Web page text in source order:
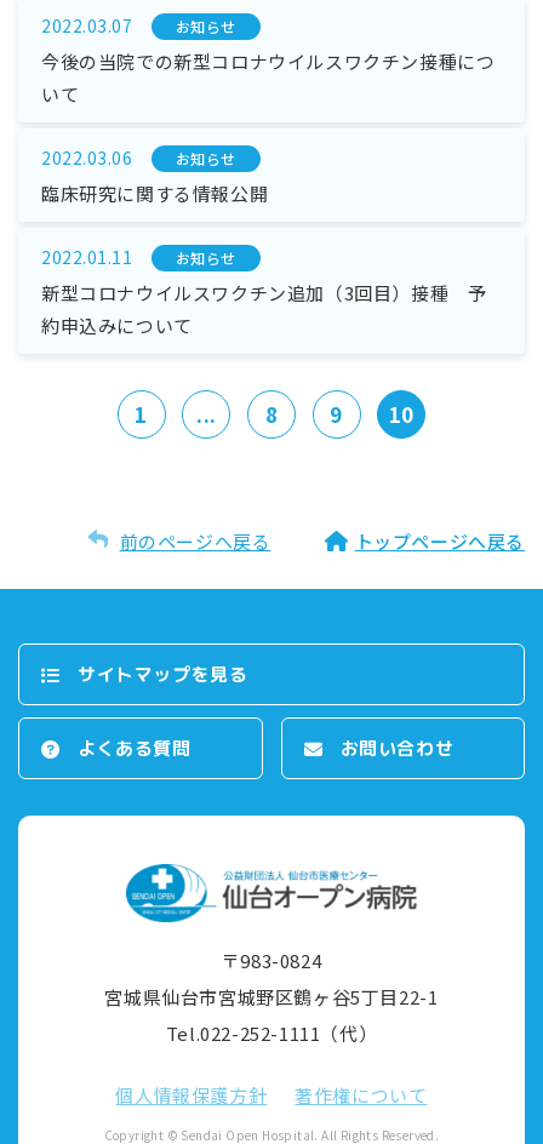
2022.03.07 お知らせ
今後の当院での新型コロナウイルスワクチン接種につ
いて
2022.03.06 お知らせ
臨床研究に関する情報公開
2022.01.11 お知らせ
新型コロナウイルスワクチン追加（3回目）接種 予
約申込みについて
1 ... 8 9 10
前のページへ戻る トップページへ戻る
サイトマップを⾒る
よくある質問 お問い合わせ
〒983-0824
宮城県仙台市宮城野区鶴ヶ⾕5丁⽬22-1
Tel.022-252-1111（代）
個⼈情報保護⽅針 著作権について
Copyright © Sendai Open Hospital. All Rights Reserved.